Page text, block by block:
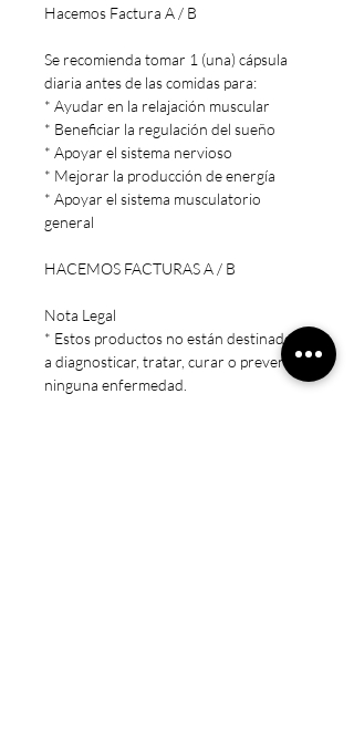
Hacemos Factura A / B
Se recomienda tomar 1 (una) cápsula
diaria antes de las comidas para:
* Ayudar en la relajación muscular
* Beneficiar la regulación del sueño
* Apoyar el sistema nervioso
* Mejorar la producción de energía
* Apoyar el sistema musculatorio
general
HACEMOS FACTURAS A / B
Nota Legal
* Estos productos no están destinados
a diagnosticar, tratar, curar o prevenir
ninguna enfermedad.